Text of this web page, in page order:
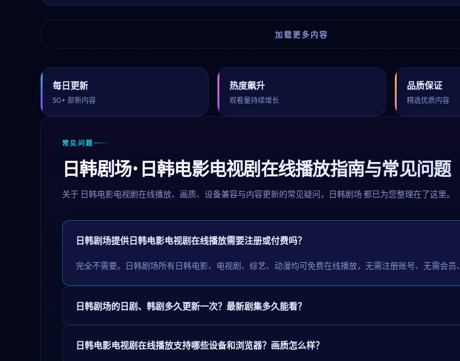
加载更多内容
每日更新
50+ 部新内容
热度飙升
观看量持续增长
品质保证
精选优质内容
常见问题
日韩剧场 · 日韩电影电视剧在线播放指南与常见问题
关于 日韩电影电视剧在线播放、画质、设备兼容与内容更新的常见疑问， 日韩剧场 都已为您整理在了这里。
日韩剧场提供日韩电影电视剧在线播放需要注册或付费吗？
完全不需要。日韩剧场所有日韩电影、电视剧、综艺、动漫均可免费在线播放，无需注册账号、无需会
日韩剧场的日剧、韩剧多久更新一次？最新剧集多久能看？
日韩电影电视剧在线播放支持哪些设备和浏览器？画质怎么样？